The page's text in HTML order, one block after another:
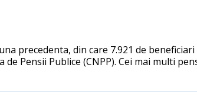
precedenta, din care 7.921 de
Pensii Publice (CNPP). Cei mai multi